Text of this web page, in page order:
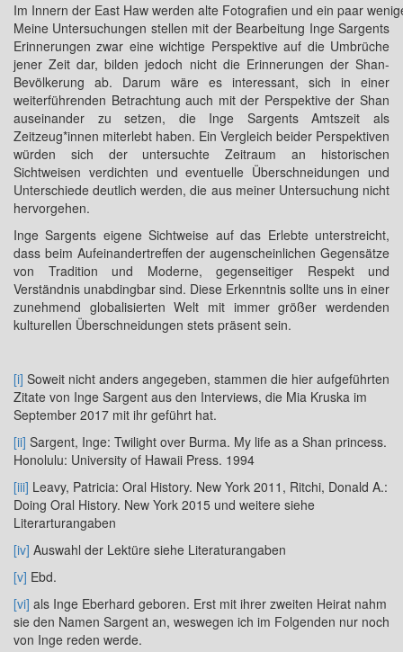
Im Innern der East Haw werden alte Fotografien und ein paar
Meine Untersuchungen stellen mit der Bearbeitung Inge Sargents
Erinnerungen zwar eine wichtige Perspektive auf die Umbrüche
jener Zeit dar, bilden jedoch nicht die Erinnerungen der Shan-
Bevölkerung ab. Darum wäre es interessant, sich in einer
weiterführenden Betrachtung auch mit der Perspektive der Shan
auseinander zu setzen, die Inge Sargents Amtszeit als
Zeitzeug*innen miterlebt haben. Ein Vergleich beider Perspektiven
würden sich der untersuchte Zeitraum an historischen
Sichtweisen verdichten und eventuelle Überschneidungen und
Unterschiede deutlich werden, die aus meiner Untersuchung nicht
hervorgehen.
Inge Sargents eigene Sichtweise auf das Erlebte unterstreicht,
dass beim Aufeinandertreffen der augenscheinlichen Gegensätze
von Tradition und Moderne, gegenseitiger Respekt und
Verständnis unabdingbar sind. Diese Erkenntnis sollte uns in einer
zunehmend globalisierten Welt mit immer größer werdenden
kulturellen Überschneidungen stets präsent sein.
[i] Soweit nicht anders angegeben, stammen die hier aufgeführten
Zitate von Inge Sargent aus den Interviews, die Mia Kruska im
September 2017 mit ihr geführt hat.
[ii] Sargent, Inge: Twilight over Burma. My life as a Shan princess.
Honolulu: University of Hawaii Press. 1994
[iii] Leavy, Patricia: Oral History. New York 2011, Ritchi, Donald A.:
Doing Oral History. New York 2015 und weitere siehe
Literarturangaben
[iv] Auswahl der Lektüre siehe Literaturangaben
[v] Ebd.
[vi] als Inge Eberhard geboren. Erst mit ihrer zweiten Heirat nahm
sie den Namen Sargent an, weswegen ich im Folgenden nur noch
von Inge reden werde.